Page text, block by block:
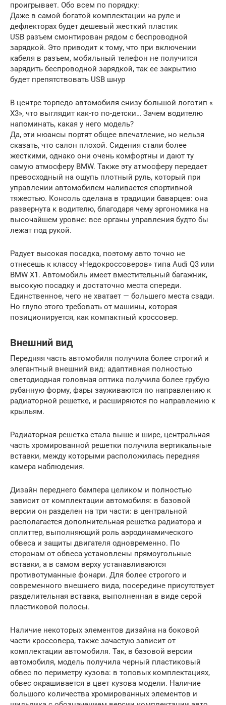
проигрывает. Обо всем по порядку:
Даже в самой богатой комплектации на руле и
дефлекторах будет дешевый жесткий пластик
USB разъем смонтирован рядом с беспроводной
зарядкой. Это приводит к тому, что при включении
кабеля в разъем, мобильный телефон не получится
зарядить беспроводной зарядкой, так ее закрытию
будет препятствовать USB шнур
В центре торпедо автомобиля снизу большой логотип «
X3», что выглядит как-то по-детски… Зачем водителю
напоминать, какая у него модель?
Да, эти нюансы портят общее впечатление, но нельзя
сказать, что салон плохой. Сидения стали более
жесткими, однако они очень комфортны и дают ту
самую атмосферу BMW. Также эту атмосферу передает
превосходный на ощупь плотный руль, который при
управлении автомобилем наливается спортивной
тяжестью. Консоль сделана в традиции баварцев: она
развернута к водителю, благодаря чему эргономика на
высочайшем уровне: все органы управления будто бы
лежат под рукой.
Радует высокая посадка, поэтому авто точно не
отнесешь к классу «Недокроссоверов» типа Audi Q3 или
BMW X1. Автомобиль имеет вместительный багажник,
высокую посадку и достаточно места спереди.
Единственное, чего не хватает — большего места сзади.
Но глупо этого требовать от машины, которая
позиционируется, как компактный кроссовер.
Внешний вид
Передняя часть автомобиля получила более строгий и
элегантный внешний вид: адаптивная полностью
светодиодная головная оптика получила более грубую
рубанную форму, фары зауживаются по направлению к
радиаторной решетке, и расширяются по направлению к
крыльям.
Радиаторная решетка стала выше и шире, центральная
часть хромированной решетки получила вертикальные
вставки, между которыми расположилась передняя
камера наблюдения.
Дизайн переднего бампера целиком и полностью
зависит от комплектации автомобиля: в базовой
версии он разделен на три части: в центральной
располагается дополнительная решетка радиатора и
сплиттер, выполняющий роль аэродинамического
обвеса и защиты двигателя одновременно. По
сторонам от обвеса установлены прямоугольные
вставки, а в самом верху устанавливаются
противотуманные фонари. Для более строгого и
современного внешнего вида, посередине присутствует
разделительная вставка, выполненная в виде серой
пластиковой полосы.
Наличие некоторых элементов дизайна на боковой
части кроссовера, также зачастую зависит от
комплектации автомобиля. Так, в базовой версии
автомобиля, модель получила черный пластиковый
обвес по периметру кузова: в топовых комплектациях,
обвес окрашивается в цвет кузова модели. Наличие
большого количества хромированных элементов и